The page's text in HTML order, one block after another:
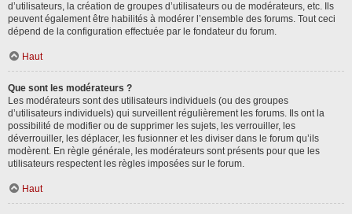
d’utilisateurs, la création de groupes d’utilisateurs ou de modérateurs, etc. Ils
peuvent également être habilités à modérer l’ensemble des forums. Tout ceci
dépend de la configuration effectuée par le fondateur du forum.
Haut
Que sont les modérateurs ?
Les modérateurs sont des utilisateurs individuels (ou des groupes
d’utilisateurs individuels) qui surveillent régulièrement les forums. Ils ont la
possibilité de modifier ou de supprimer les sujets, les verrouiller, les
déverrouiller, les déplacer, les fusionner et les diviser dans le forum qu’ils
modèrent. En règle générale, les modérateurs sont présents pour que les
utilisateurs respectent les règles imposées sur le forum.
Haut